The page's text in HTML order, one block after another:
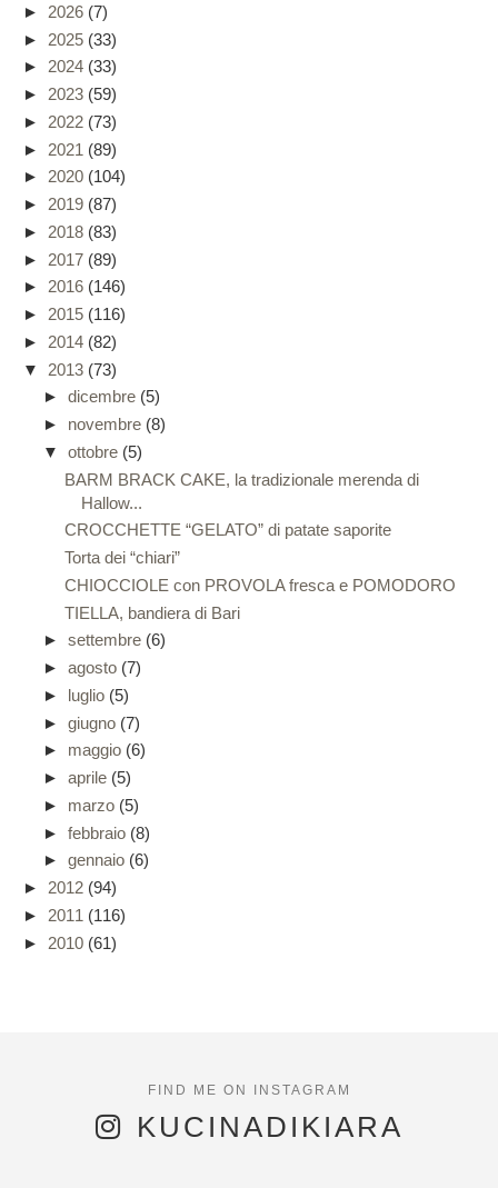
► 2026 (7)
► 2025 (33)
► 2024 (33)
► 2023 (59)
► 2022 (73)
► 2021 (89)
► 2020 (104)
► 2019 (87)
► 2018 (83)
► 2017 (89)
► 2016 (146)
► 2015 (116)
► 2014 (82)
▼ 2013 (73)
► dicembre (5)
► novembre (8)
▼ ottobre (5)
BARM BRACK CAKE, la tradizionale merenda di
Hallow...
CROCCHETTE “GELATO” di patate saporite
Torta dei “chiari”
CHIOCCIOLE con PROVOLA fresca e POMODORO
TIELLA, bandiera di Bari
► settembre (6)
► agosto (7)
► luglio (5)
► giugno (7)
► maggio (6)
► aprile (5)
► marzo (5)
► febbraio (8)
► gennaio (6)
► 2012 (94)
► 2011 (116)
► 2010 (61)
KUCINADIKIARA